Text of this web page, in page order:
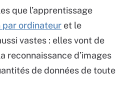
que l’apprentissage
par ordinateur et le
vastes : elles vont de
reconnaissance d’images
de données de toute